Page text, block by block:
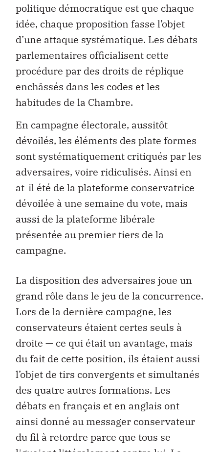
politique démocratique est que chaque
idée, chaque proposition fasse l’objet
d’une attaque systématique. Les débats
parlementaires officialisent cette
procédure par des droits de réplique
enchâssés dans les codes et les
habitudes de la Chambre.
En campagne électorale, aussitôt
dévoilés, les éléments des plate formes
sont systématiquement critiqués par les
adversaires, voire ridiculisés. Ainsi en
at-il été de la plateforme conservatrice
dévoilée à une semaine du vote, mais
aussi de la plateforme libérale
présentée au premier tiers de la
campagne.
La disposition des adversaires joue un
grand rôle dans le jeu de la concurrence.
Lors de la dernière campagne, les
conservateurs étaient certes seuls à
droite — ce qui était un avantage, mais
du fait de cette position, ils étaient aussi
l’objet de tirs convergents et simultanés
des quatre autres formations. Les
débats en français et en anglais ont
ainsi donné au messager conservateur
du fil à retordre parce que tous se